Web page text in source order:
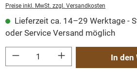
Preise inkl. MwSt. zzgl. Versandkosten
Lieferzeit ca. 14–29 Werktage -
oder Service Versand möglich
Produkt Anzahl: Gib den gewünschten Wert ein
In den